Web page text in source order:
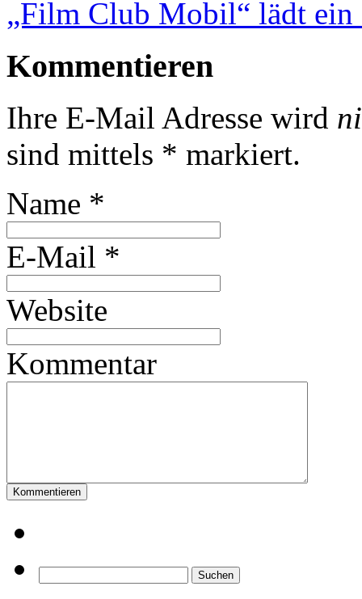
„Film Club Mobil“ lädt ein
Kommentieren
Ihre E-Mail Adresse wird
sind mittels * markiert.
Name *
E-Mail *
Website
Kommentar
nach: